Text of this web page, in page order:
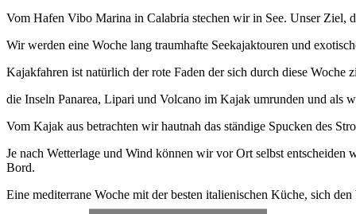
Vom Hafen Vibo Marina in Calabria stechen wir in See. Unser Ziel,
Wir werden eine Woche lang traumhafte Seekajaktouren und
Kajakfahren ist natürlich der rote Faden der sich durch diese Woche
die Inseln Panarea, Lipari und Volcano im Kajak umrunden und als
Vom Kajak aus betrachten wir hautnah das ständige Spucken des
Je nach Wetterlage und Wind können wir vor Ort selbst
Bord.
Eine mediterrane Woche mit der besten italienischen Küche, sich